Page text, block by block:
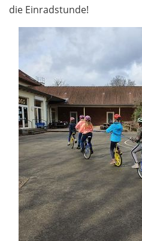
die Einradstunde!